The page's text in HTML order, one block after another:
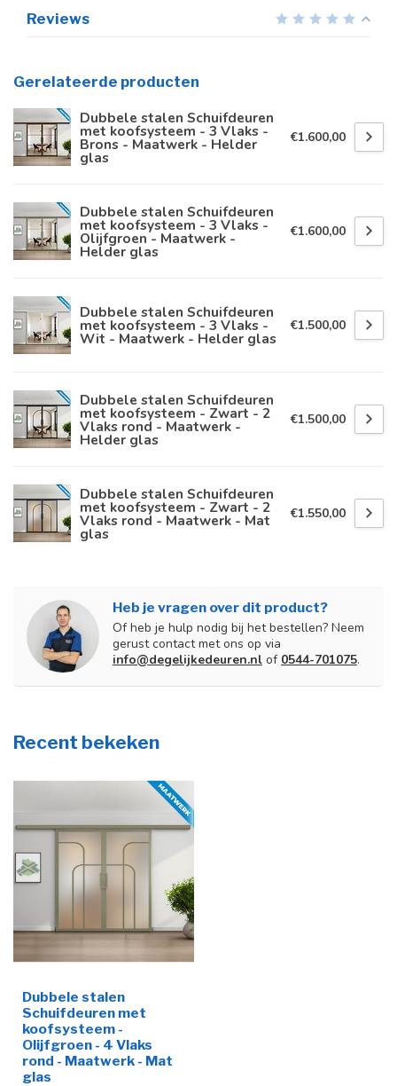
Reviews
Gerelateerde producten
Dubbele stalen Schuifdeuren
met koofsysteem - 3 Vlaks -
Brons - Maatwerk - Helder
glas
€1.600,00
Dubbele stalen Schuifdeuren
met koofsysteem - 3 Vlaks -
Olijfgroen - Maatwerk -
Helder glas
€1.600,00
Dubbele stalen Schuifdeuren
met koofsysteem - 3 Vlaks -
Wit - Maatwerk - Helder glas
€1.500,00
Dubbele stalen Schuifdeuren
met koofsysteem - Zwart - 2
Vlaks rond - Maatwerk -
Helder glas
€1.500,00
Dubbele stalen Schuifdeuren
met koofsysteem - Zwart - 2
Vlaks rond - Maatwerk - Mat
glas
€1.550,00
Heb je vragen over dit product?
Of heb je hulp nodig bij het bestellen? Neem
gerust contact met ons op via
info@degelijkedeuren.nl of 0544-701075.
Recent bekeken
Dubbele stalen
Schuifdeuren met
koofsysteem -
Olijfgroen - 4 Vlaks
rond - Maatwerk - Mat
glas